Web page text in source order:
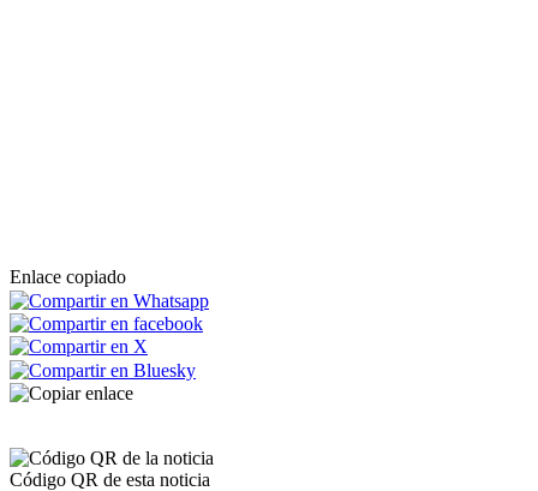
Enlace copiado
Código QR de esta noticia